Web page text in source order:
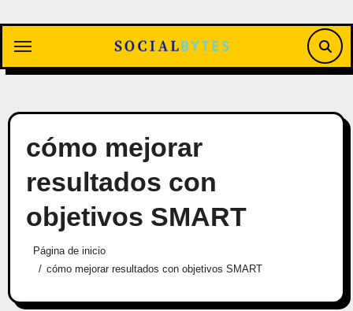
contenido
cómo mejorar
resultados con
objetivos SMART
Página de inicio
cómo mejorar resultados con objetivos SMART